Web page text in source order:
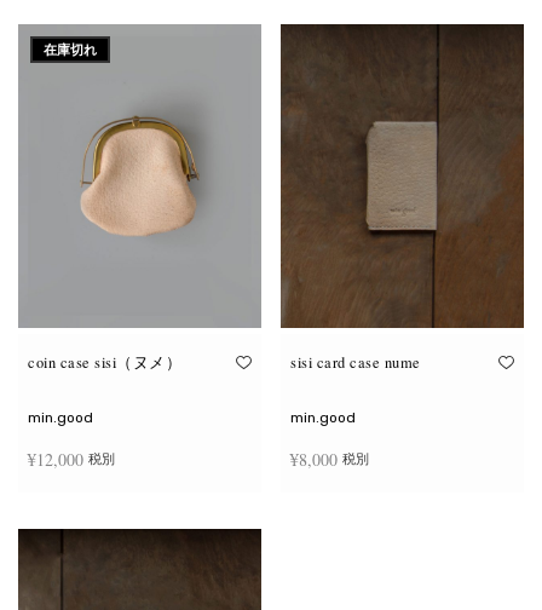
在庫切れ
coin case sisi（ヌメ）
min.good
¥12,000 税別
sisi card case nume
min.good
¥8,000 税別